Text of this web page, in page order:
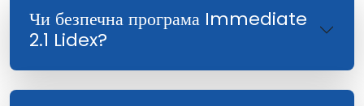
Чи безпечна програма Immediate
2.1 Lidex?